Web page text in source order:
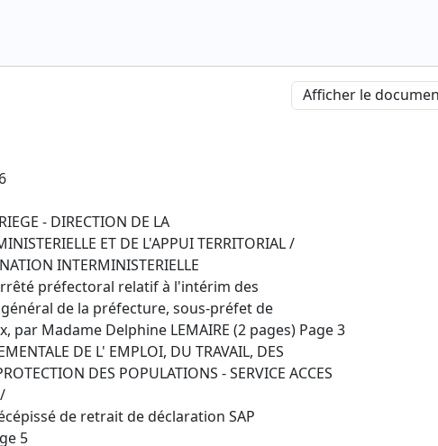
Afficher le
- DIRECTION DE LA
ET DE L'APPUI TERRITORIAL /
INTERMINISTERIELLE
préfectoral relatif à l'intérim des
de la préfecture, sous-préfet de
par Madame Delphine LEMAIRE (2 pages) Page 3
DE L' EMPLOI, DU TRAVAIL, DES
DES POPULATIONS - SERVICE ACCES
de retrait de déclaration SAP
5